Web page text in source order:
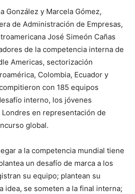
González y Marcela Gómez,
de Administración de Empresas,
José Simeón Cañas
de la competencia interna de
Americas, sectorización
Colombia, Ecuador y
con 185 equipos
interno, los jóvenes
en representación de
global.
a la competencia mundial tiene
un desafío de marca a los
su equipo; plantean su
idea, se someten a la final interna;